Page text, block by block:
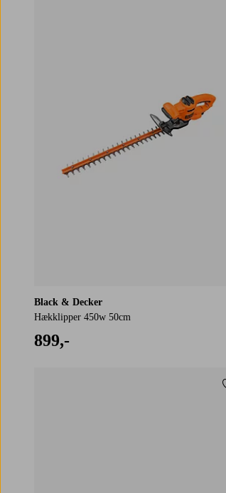
Black & Decker
Hækklipper 450w 50cm
899,-